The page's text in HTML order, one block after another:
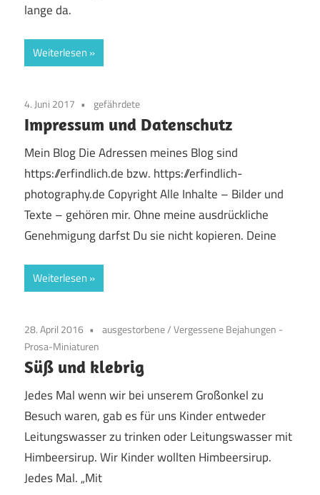
lange da.
Weiterlesen
4. Juni 2017 gefährdete
Impressum und Datenschutz
Mein Blog Die Adressen meines Blog sind
https://erfindlich.de bzw. https://erfindlich-
photography.de Copyright Alle Inhalte – Bilder und
Texte – gehören mir. Ohne meine ausdrückliche
Genehmigung darfst Du sie nicht kopieren. Deine
Weiterlesen
28. April 2016 ausgestorbene/Vergessene Bejahungen -
Prosa-Miniaturen
Süß und klebrig
Jedes Mal wenn wir bei unserem Großonkel zu
Besuch waren, gab es für uns Kinder entweder
Leitungswasser zu trinken oder Leitungswasser mit
Himbeersirup. Wir Kinder wollten Himbeersirup.
Jedes Mal. „Mit